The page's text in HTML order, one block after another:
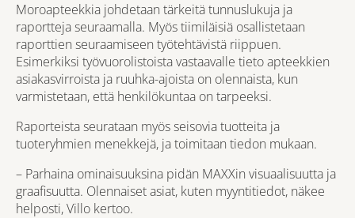
Moroapteekkia johdetaan tärkeitä tunnuslukuja ja
raportteja seuraamalla. Myös tiimiläisiä osallistetaan
raporttien seuraamiseen työtehtävistä riippuen.
Esimerkiksi työvuorolistoista vastaavalle tieto apteekkien
asiakasvirroista ja ruuhka-ajoista on olennaista, kun
varmistetaan, että henkilökuntaa on tarpeeksi.
Raporteista seurataan myös seisovia tuotteita ja
tuoteryhmien menekkejä, ja toimitaan tiedon mukaan.
– Parhaina ominaisuuksina pidän MAXXin visuaalisuutta ja
graafisuutta. Olennaiset asiat, kuten myyntitiedot, näkee
helposti, Villo kertoo.